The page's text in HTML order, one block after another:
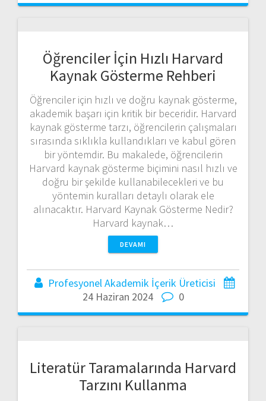
Öğrenciler İçin Hızlı Harvard
Kaynak Gösterme Rehberi
Öğrenciler için hızlı ve doğru kaynak gösterme,
akademik başarı için kritik bir beceridir. Harvard
kaynak gösterme tarzı, öğrencilerin çalışmaları
sırasında sıklıkla kullandıkları ve kabul gören
bir yöntemdir. Bu makalede, öğrencilerin
Harvard kaynak gösterme biçimini nasıl hızlı ve
doğru bir şekilde kullanabilecekleri ve bu
yöntemin kuralları detaylı olarak ele
alınacaktır. Harvard Kaynak Gösterme Nedir?
Harvard kaynak…
DEVAMI
Profesyonel Akademik İçerik Üreticisi
24 Haziran 2024
0
Literatür Taramalarında Harvard
Tarzını Kullanma